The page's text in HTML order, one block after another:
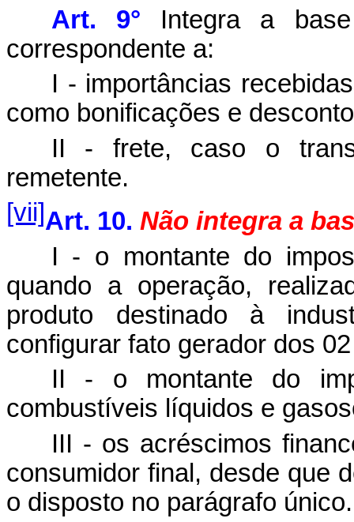
Art. 9° Integra a
correspondente a:
I - importâncias
como bonificações e
II - frete, caso o
remetente.
[vii]Art. 10. Não integra a
I - o montante do
quando a operação,
produto destinado à
configurar fato gerador dos
II - o montante do
combustíveis líquidos e
III - os acréscimos
consumidor final, desde que
o disposto no parágrafo único.